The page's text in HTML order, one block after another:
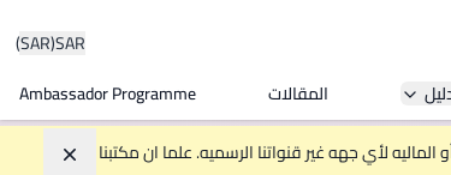
SAR
(SAR)
المقالات
Ambassador Programme
لأي جهه غير قنواتنا الرسميه. علما ان مكتبنا
تجاهل